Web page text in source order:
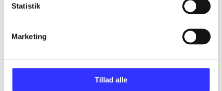
Statistik
Marketing
Tillad alle
Alle registrerede artikler fordelt på udgivelser